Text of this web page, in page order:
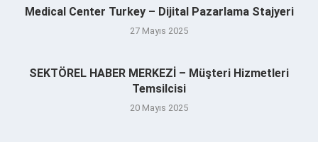
Medical Center Turkey – Dijital Pazarlama Stajyeri
27 Mayıs 2025
SEKTÖREL HABER MERKEZİ – Müşteri Hizmetleri
Temsilcisi
20 Mayıs 2025